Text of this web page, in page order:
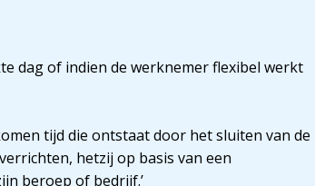
dag of indien de werknemer flexibel werkt
tijd die ontstaat door het sluiten van de
hetzij op basis van een
beroep of bedrijf.’